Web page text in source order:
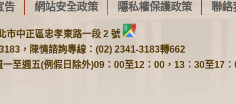
告 網站安全政策 隱私權保護政策 聯絡
市中正區忠孝東路一段 2 號
，陳情諮詢專線：(02) 2341-3183轉662
至週五(例假日除外)09：00至12：00，13：30至17：